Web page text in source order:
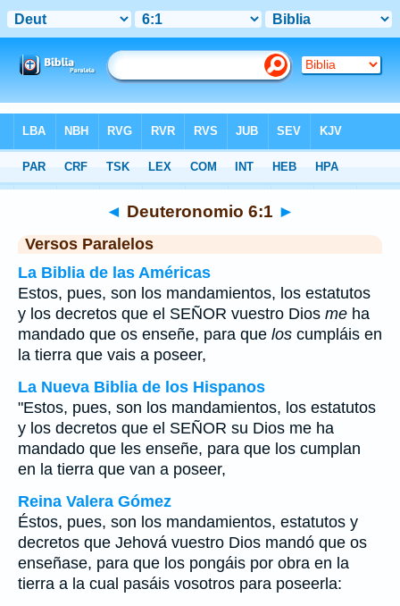
>Deuteronomio >Capítulo 6 > Verso 1
◄ Deuteronomio 6:1 ►
Versos Paralelos
La Biblia de las Américas
Estos, pues, son los mandamientos, los estatutos
y los decretos que el SEÑOR vuestro Dios me ha
mandado que os enseñe, para que los cumpláis en
la tierra que vais a poseer,
La Nueva Biblia de los Hispanos
"Estos, pues, son los mandamientos, los estatutos
y los decretos que el SEÑOR su Dios me ha
mandado que les enseñe, para que los cumplan
en la tierra que van a poseer,
Reina Valera Gómez
Éstos, pues, son los mandamientos, estatutos y
decretos que Jehová vuestro Dios mandó que os
enseñase, para que los pongáis por obra en la
tierra a la cual pasáis vosotros para poseerla: